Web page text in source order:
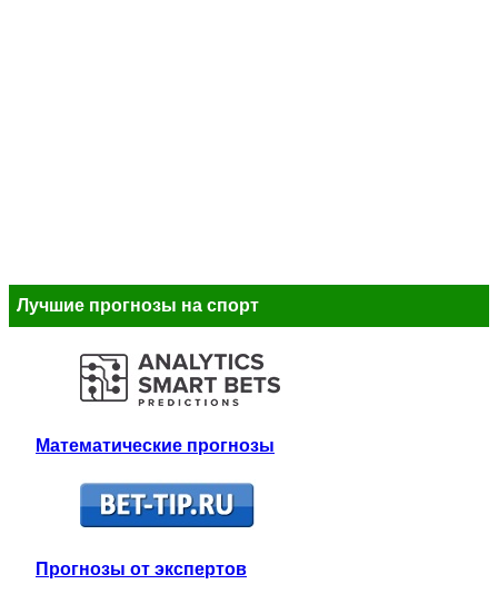
Лучшие прогнозы на спорт
Математические прогнозы
Прогнозы от экспертов